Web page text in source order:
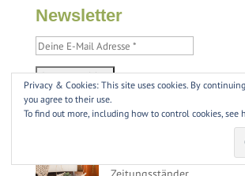
Newsletter
Lesetipps
Privacy & Cookies: This site uses cookies. By
you agree to their use.
To find out more, including how to control cookies, see